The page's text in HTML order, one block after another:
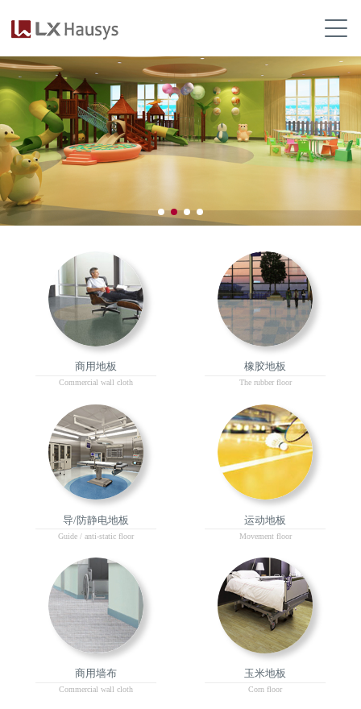
商用地板
Commercial wall cloth
橡胶地板
The rubber floor
导/防静电地板
Guide / anti-static floor
运动地板
Movement floor
商用墙布
Commercial wall cloth
玉米地板
Corn floor